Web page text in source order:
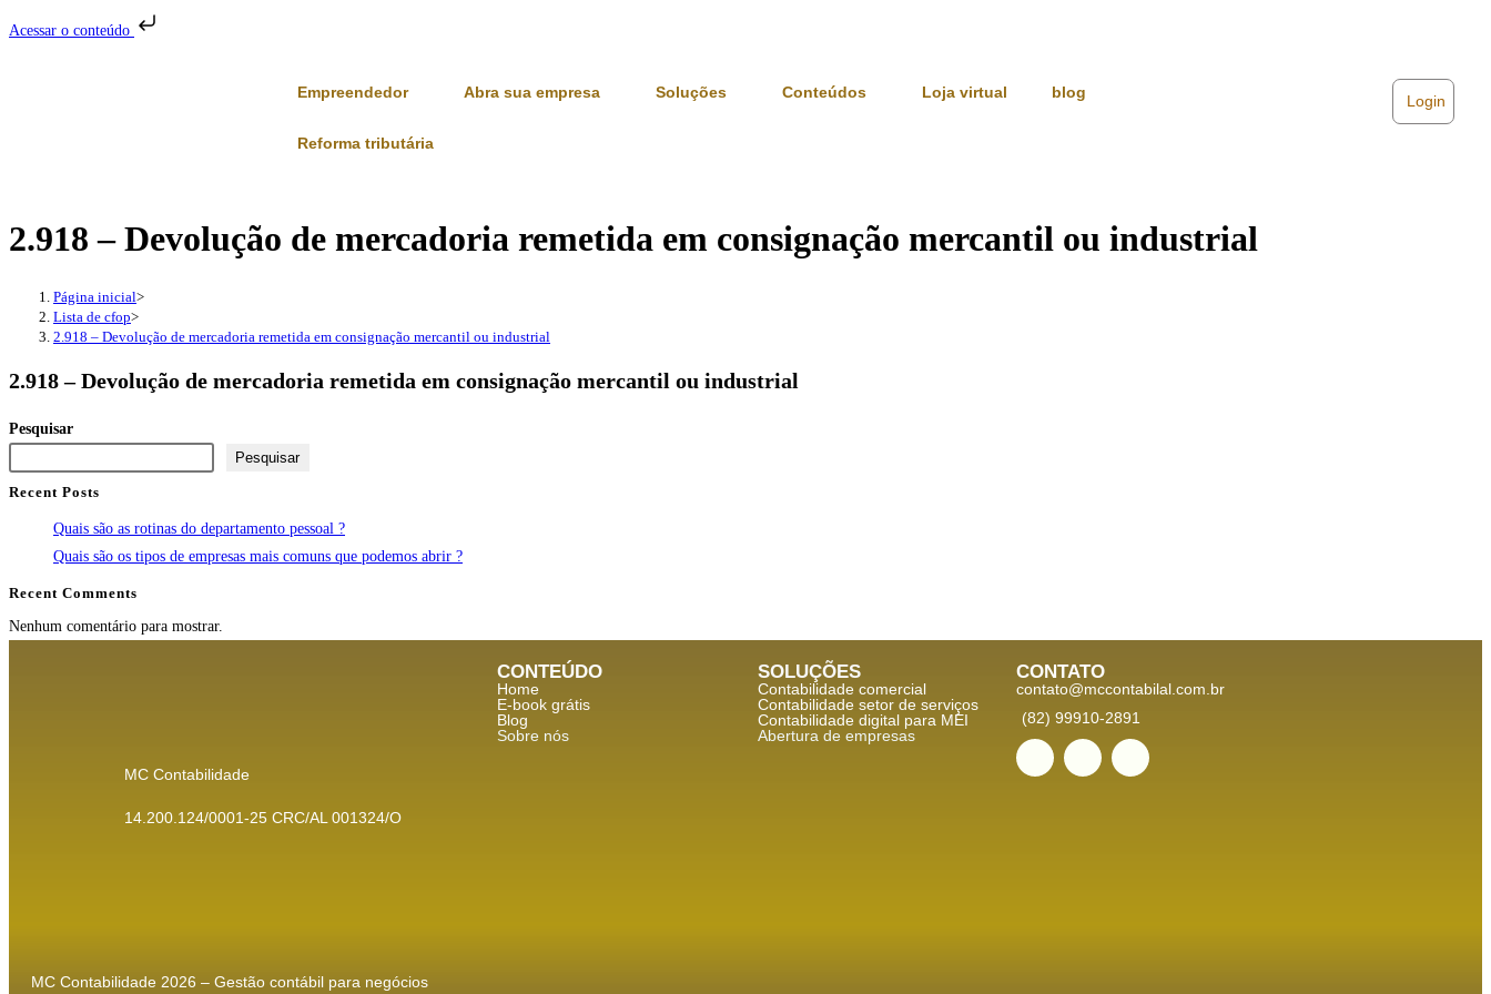
Acessar o conteúdo
Empreendedor Abra sua empresa Soluções Conteúdos Loja virtual blog
Reforma tributária
Login
2.918 – Devolução de mercadoria remetida em consignação mercantil ou industrial
Página inicial>
Lista de cfop>
2.918 – Devolução de mercadoria remetida em consignação mercantil ou industrial
2.918 – Devolução de mercadoria remetida em consignação mercantil ou industrial
Pesquisar
Pesquisar
Recent Posts
Quais são as rotinas do departamento pessoal ?
Quais são os tipos de empresas mais comuns que podemos abrir ?
Recent Comments
Nenhum comentário para mostrar.
MC Contabilidade
14.200.124/0001-25 CRC/AL 001324/O
CONTEÚDO
Home
E-book grátis
Blog
Sobre nós
SOLUÇÕES
Contabilidade comercial
Contabilidade setor deserviços
Contabilidade digital para MEI
Abertura de empresas
CONTATO
contato@mccontabilal.com.br
(82) 99910-2891
MC Contabilidade 2026 – Gestão contábil para negócios